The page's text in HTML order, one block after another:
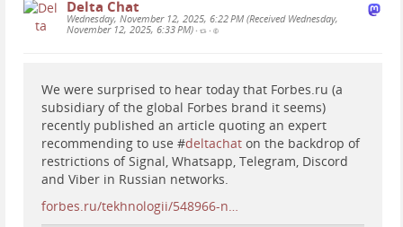
Delta Chat
Wednesday, November 12, 2025, 6:22 PM (Received Wednesday,
November 12, 2025, 6:33 PM) • •
We were surprised to hear today that Forbes.ru (a
subsidiary of the global Forbes brand it seems)
recently published an article quoting an expert
recommending to use #deltachat on the backdrop of
restrictions of Signal, Whatsapp, Telegram, Discord
and Viber in Russian networks.
forbes.ru/tekhnologii/548966-n…